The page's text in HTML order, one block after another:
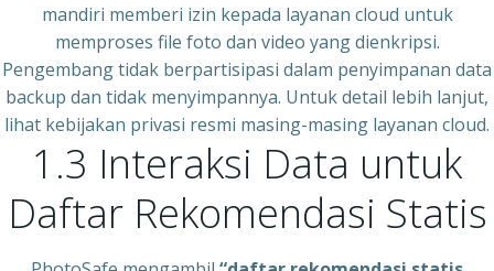
mandiri memberi izin kepada layanan cloud untuk
memproses file foto dan video yang dienkripsi.
Pengembang tidak berpartisipasi dalam penyimpanan data
backup dan tidak menyimpannya. Untuk detail lebih lanjut,
lihat kebijakan privasi resmi masing-masing layanan cloud.
1.3 Interaksi Data untuk
Daftar Rekomendasi Statis